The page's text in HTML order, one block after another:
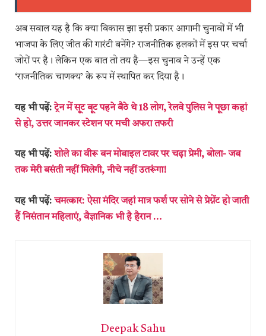
अब सवाल यह है कि क्या विकास झा इसी प्रकार आगामी चुनावों में भी
भाजपा के लिए जीत की गारंटी बनेंगे? राजनीतिक हलकों में इस पर चर्चा
जोरों पर है। लेकिन एक बात तो तय है—इस चुनाव ने उन्हें एक
‘राजनीतिक चाणक्य’ के रूप में स्थापित कर दिया है।
यह भी पढ़ें:ट्रेन में सूट बूट पहने बैठे थे 18 लोग, रेलवे पुलिस ने पूछा कहां
से हो, उत्तर जानकर स्टेशन पर मची अफरा तफरी
यह भी पढ़ें: शोले का वीरू बन मोबाइल टावर पर चढ़ा प्रेमी, बोला- जब
तक मेरी बसंती नहीं मिलेगी, नीचे नहीं उतरूंगा!
यह भी पढ़ें: चमत्कार: ऐसा मंदिर जहां मात्र फर्श पर सोने से प्रेग्नेंट हो जाती
हैं निसंतान महिलाएं, वैज्ञानिक भी है हैरान …
Deepak Sahu